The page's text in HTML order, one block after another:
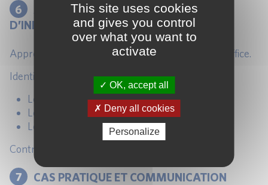
6
ARCHITECTURE DU SYSTÈME
D’INFORMATION
Approche par fonctions : Front / Middle et Back-Office.
Identifier, sur des OPC et FIA types :
Les données à enregistrer dans l’outil PMS.
Les traitements à appliquer.
Les résultats de VL obtenus.
Contrôles comptables et reportings.
7
CAS PRATIQUE ET COMMUNICATION
This site uses cookies
and gives you control
over what you want to
activate
OK, accept all
Deny all cookies
Personalize